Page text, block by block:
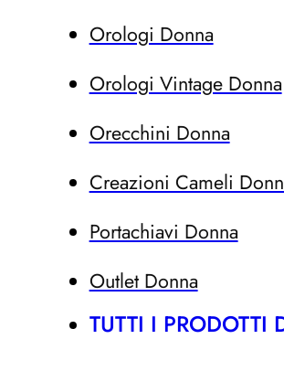
Orologi Donna
Orologi Vintage Donna
Orecchini Donna
Creazioni Cameli
Portachiavi Donna
Outlet Donna
TUTTI I PRODOTTI